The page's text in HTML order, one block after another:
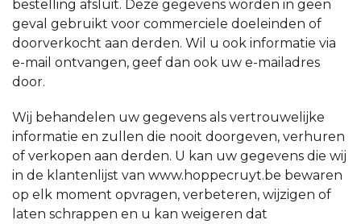
bestelling afsluit. Deze gegevens worden in geen
geval gebruikt voor commerciele doeleinden of
doorverkocht aan derden. Wil u ook informatie via
e-mail ontvangen, geef dan ook uw e-mailadres
door.
Wij behandelen uw gegevens als vertrouwelijke
informatie en zullen die nooit doorgeven, verhuren
of verkopen aan derden. U kan uw gegevens die wij
in de klantenlijst van www.hoppecruyt.be bewaren
op elk moment opvragen, verbeteren, wijzigen of
laten schrappen en u kan weigeren dat